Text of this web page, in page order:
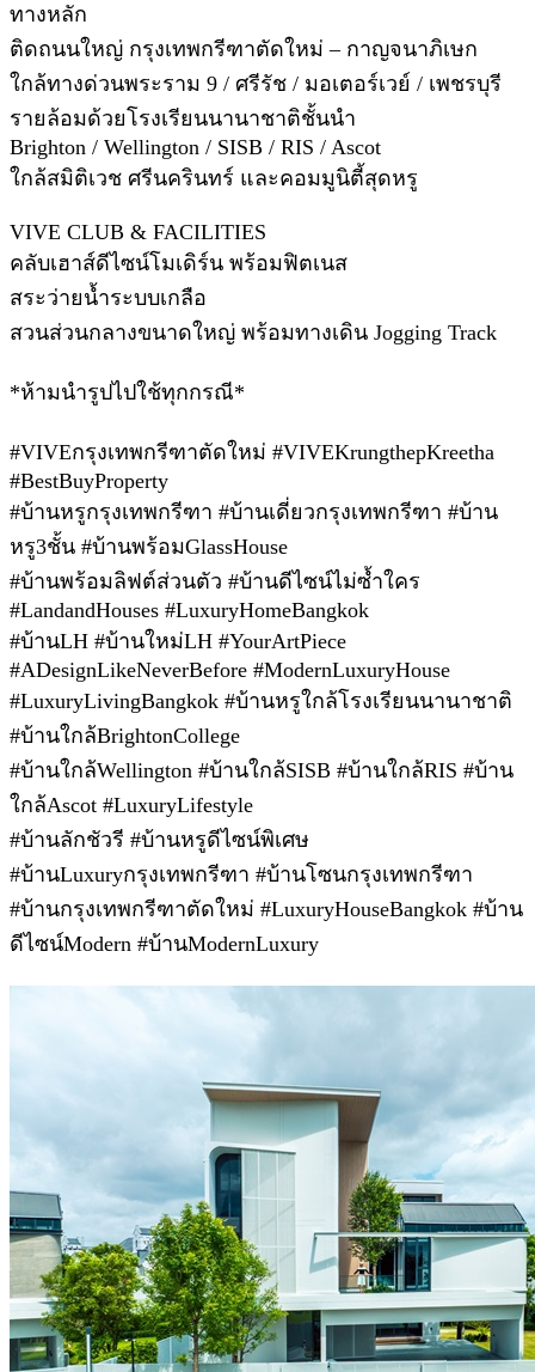
ทางหลัก
ติดถนนใหญ่ กรุงเทพกรีฑาตัดใหม่ – กาญจนาภิเษก
ใกล้ทางด่วนพระราม 9 / ศรีรัช / มอเตอร์เวย์ / เพชรบุรี
รายล้อมด้วยโรงเรียนนานาชาติชั้นนำ
Brighton / Wellington / SISB / RIS / Ascot
ใกล้สมิติเวช ศรีนครินทร์ และคอมมูนิตี้สุดหรู
VIVE CLUB & FACILITIES
คลับเฮาส์ดีไซน์โมเดิร์น พร้อมฟิตเนส
สระว่ายน้ำระบบเกลือ
สวนส่วนกลางขนาดใหญ่ พร้อมทางเดิน Jogging Track
*ห้ามนำรูปไปใช้ทุกกรณี*
#VIVEกรุงเทพกรีฑาตัดใหม่ #VIVEKrungthepKreetha
#BestBuyProperty
#บ้านหรูกรุงเทพกรีฑา #บ้านเดี่ยวกรุงเทพกรีฑา #บ้าน
หรู3ชั้น #บ้านพร้อมGlassHouse
#บ้านพร้อมลิฟต์ส่วนตัว #บ้านดีไซน์ไม่ซ้ำใคร
#LandandHouses #LuxuryHomeBangkok
#บ้านLH #บ้านใหม่LH #YourArtPiece
#ADesignLikeNeverBefore #ModernLuxuryHouse
#LuxuryLivingBangkok #บ้านหรูใกล้โรงเรียนนานาชาติ
#บ้านใกล้BrightonCollege
#บ้านใกล้Wellington #บ้านใกล้SISB #บ้านใกล้RIS #บ้าน
ใกล้Ascot #LuxuryLifestyle
#บ้านลักชัวรี #บ้านหรูดีไซน์พิเศษ
#บ้านLuxuryกรุงเทพกรีฑา #บ้านโซนกรุงเทพกรีฑา
#บ้านกรุงเทพกรีฑาตัดใหม่ #LuxuryHouseBangkok #บ้าน
ดีไซน์Modern #บ้านModernLuxury